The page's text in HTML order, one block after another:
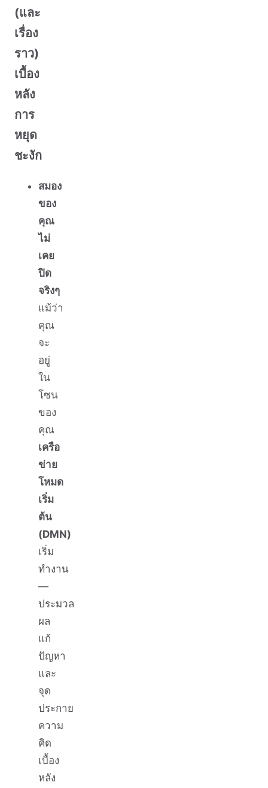
(และ
เรื่อง
ราว)
เบื้อง
หลัง
การ
หยุด
ชะงัก
สมอง
ของ
คุณ
ไม่
เคย
ปิด
จริงๆ
แม้ว่า
คุณ
จะ
อยู่
ใน
โซน
ของ
คุณ
เครือ
ข่าย
โหมด
เริ่ม
ต้น
(DMN)
เริ่ม
ทำงาน
—
ประมวล
ผล
แก้
ปัญหา
และ
จุด
ประกาย
ความ
คิด
เบื้อง
หลัง